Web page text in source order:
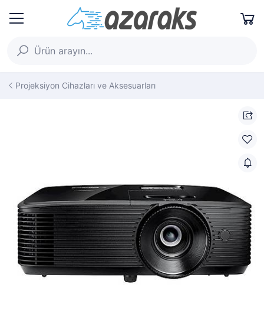
Projeksiyon Cihazları ve Aksesuarları